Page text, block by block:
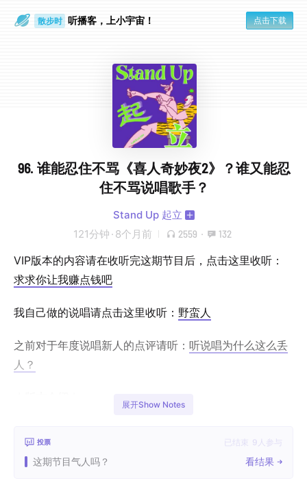
散步时 听播客，上小宇宙！ 点击下载
96. 谁能忍住不骂《喜人奇妙夜2》？谁又能忍
住不骂说唱歌手？
Stand Up 起立
121分钟 · 8个月前 2559 · 132
VIP版本的内容请在收听完这期节目后，点击这里收听：
求求你让我赚点钱吧
我自己做的说唱请点击这里收听： 野蛮人
之前对于年度说唱新人的点评请听： 听说唱为什么这么丢
人？
好，我来帮你审美；但是你的游戏品味可能还不错，我们
可以讨论讨论。
展开Show Notes
投票 已结束 9 人参与
这期节目气人吗？ 看结果